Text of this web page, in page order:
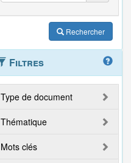
Rechercher
Filtres
Type de document
Thématique
Mots clés